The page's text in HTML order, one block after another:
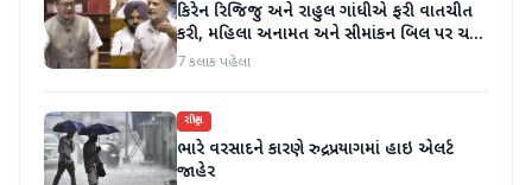
કિરેન રિજિજુ અને રાહુલ ગાંધીએ ફરી વાતચીત
કરી, મહિલા અનામત અને સીમાંકન બિલ પર ચર્ચા
કરી
7 કલાક પહેલા
રાષ્ટ્રીય
ભારે વરસાદને કારણે રુદ્રપ્રયાગમાં હાઇ એલર્ટ
જાહેર